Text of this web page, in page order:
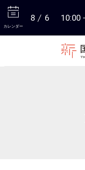
カレンダー
8 6 10:00